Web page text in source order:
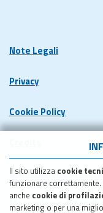
Il sito utilizza cookie
funzionare
anche cookie di
marketing o per una
Note Legali
Privacy
Cookie Policy
Dichiarazione di
Meccanismo di